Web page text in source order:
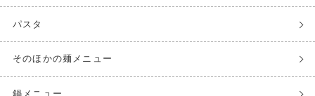
パスタ
そのほかの麺メニュー
鍋メニュー